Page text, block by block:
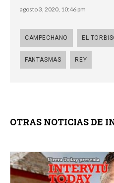
agosto 3, 2020, 10:46 pm
CAMPECHANO EL
FANTASMAS REY
OTRAS NOTICIAS DE